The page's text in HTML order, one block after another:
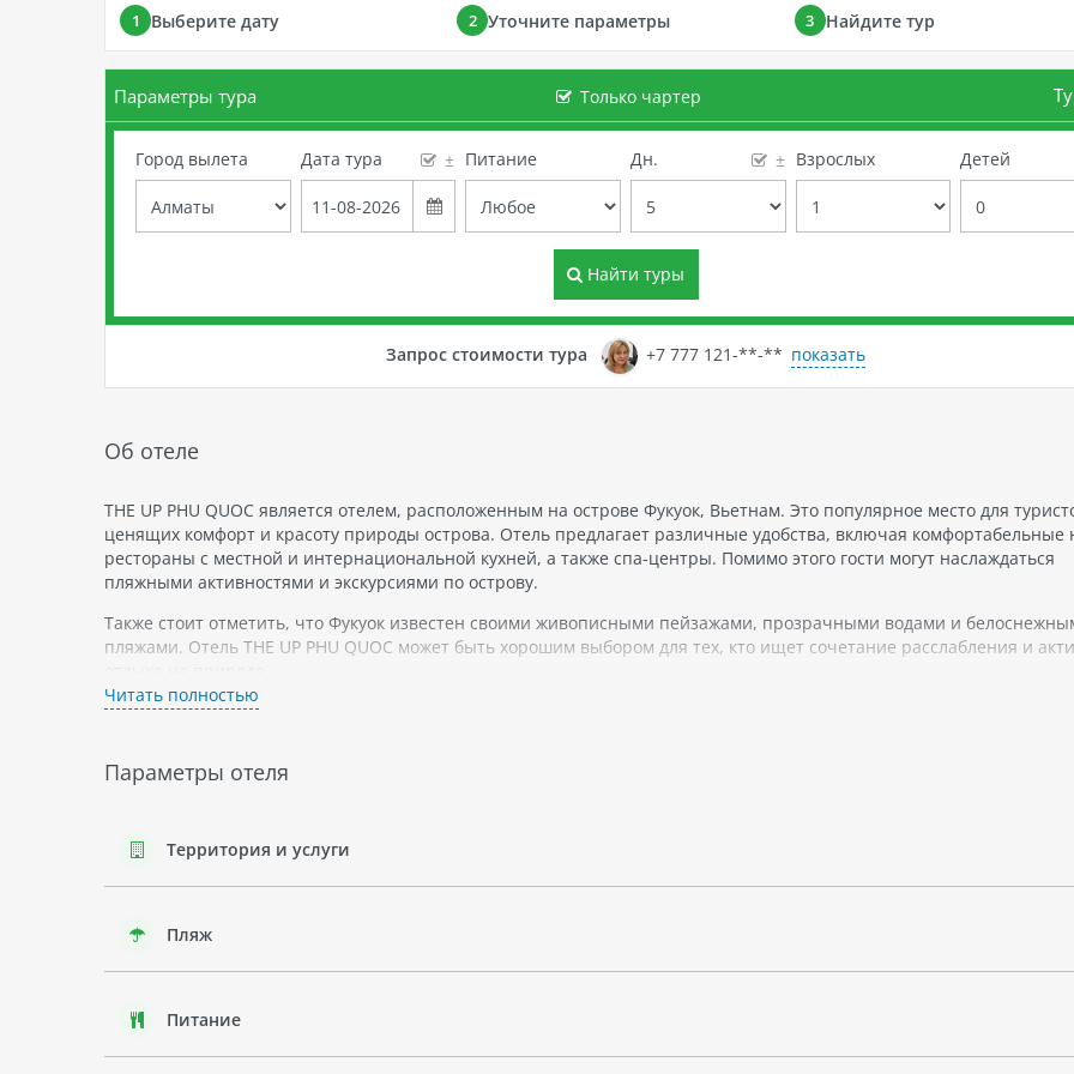
1 Выберите дату 2 Уточните параметры 3 Найдите тур
Параметры тура Только чартер
Город вылета Дата тура ± Питание Дн. ± Взрослых Детей
Найти туры
Запрос стоимости тура +7 777 121-**-** показать
Об отеле
THE UP PHU QUOC является отелем, расположенным на острове Фукуок, Вьетнам. Это популярное место для
ценящих комфорт и красоту природы острова. Отель предлагает различные удобства, включая комфортабельные
рестораны с местной и интернациональной кухней, а также спа-центры. Помимо этого гости могут наслаждаться
пляжными активностями и экскурсиями по острову.
Также стоит отметить, что Фукуок известен своими живописными пейзажами, прозрачными водами и
пляжами. Отель THE UP PHU QUOC может быть хорошим выбором для тех, кто ищет сочетание расслабления и
Читать полностью
Параметры отеля
Территория и услуги
Пляж
Питание